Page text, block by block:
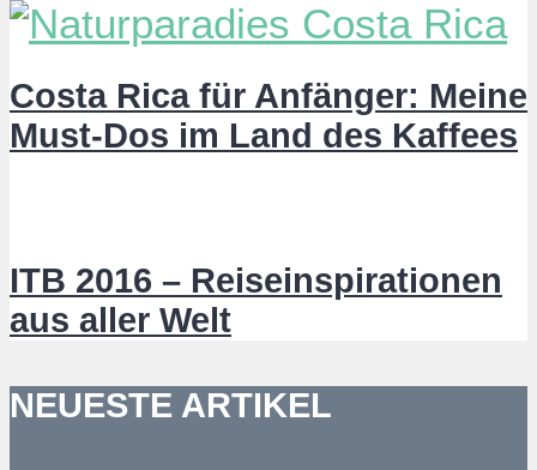
Costa Rica für Anfänger: Meine
Must-Dos im Land des Kaffees
ITB 2016 – Reiseinspirationen
aus aller Welt
NEUESTE ARTIKEL